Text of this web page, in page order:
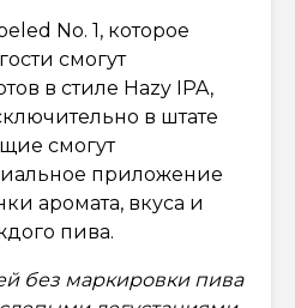
No. 1, которое
смогут
в стиле Hazy IPA,
в штате
смогут
приложение
аромата, вкуса и
пива.
без маркировки пива